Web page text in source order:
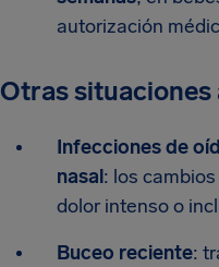
autorización
Otras situaciones
Infecciones de
nasal: los
dolor intenso o
Buceo reciente: